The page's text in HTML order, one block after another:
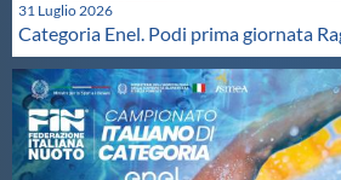
31 Luglio 2026
Categoria Enel. Podi prima giornata